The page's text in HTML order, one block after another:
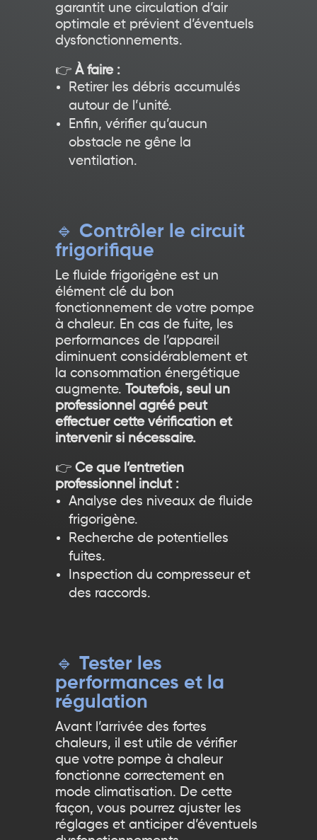
garantit une circulation d’air
optimale et prévient d’éventuels
dysfonctionnements.
👉 À faire :
Retirer les débris accumulés
autour de l’unité.
Enfin, vérifier qu’aucun
obstacle ne gêne la
ventilation.
🔹 Contrôler le circuit
frigorifique
Le fluide frigorigène est un
élément clé du bon
fonctionnement de votre pompe
à chaleur. En cas de fuite, les
performances de l’appareil
diminuent considérablement et
la consommation énergétique
augmente. Toutefois, seul un
professionnel agréé peut
effectuer cette vérification et
intervenir si nécessaire.
👉 Ce que l’entretien
professionnel inclut :
Analyse des niveaux de fluide
frigorigène.
Recherche de potentielles
fuites.
Inspection du compresseur et
des raccords.
🔹 Tester les
performances et la
régulation
Avant l’arrivée des fortes
chaleurs, il est utile de vérifier
que votre pompe à chaleur
fonctionne correctement en
mode climatisation. De cette
façon, vous pourrez ajuster les
réglages et anticiper d’éventuels